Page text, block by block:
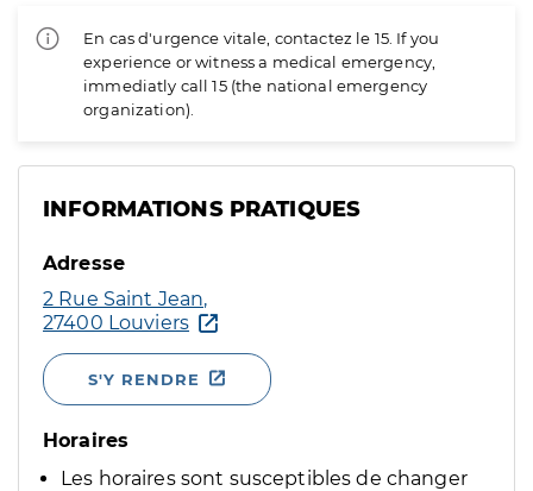
En cas d'urgence vitale, contactez le 15. If you
experience or witness a medical emergency,
immediatly call 15 (the national emergency
organization).
INFORMATIONS PRATIQUES
Adresse
2 Rue Saint Jean,
27400 Louviers
S'Y RENDRE
Horaires
Les horaires sont susceptibles de changer